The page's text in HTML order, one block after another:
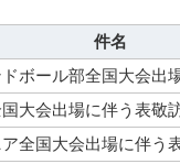
件名
ボール部全国大会出
大会出場に伴う表敬
全国大会出場に伴う